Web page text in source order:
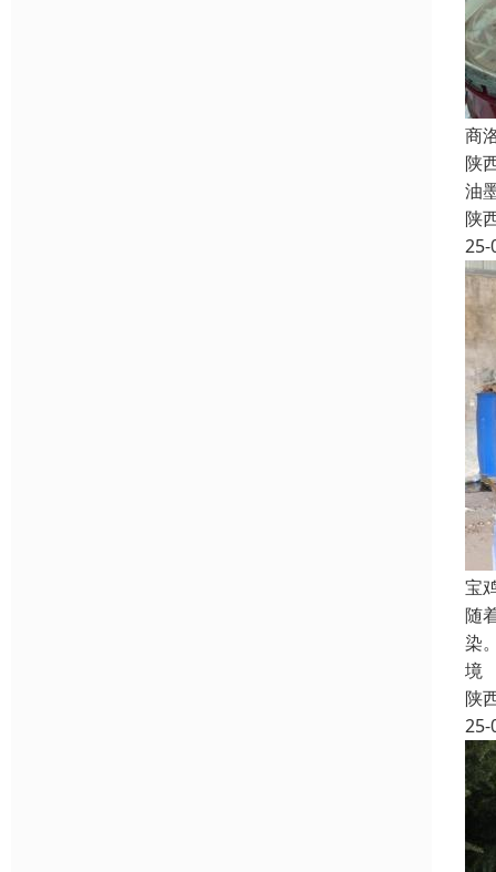
商
陕
油
陕
25-
宝
随
染
境
陕
25-